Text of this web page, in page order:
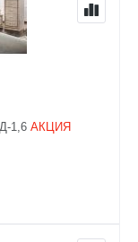
1,6 АКЦИЯ